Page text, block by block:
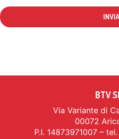
BTV
Via Variante di
00072
P.I. 14873971007 –